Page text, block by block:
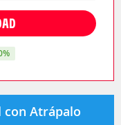
Atrápalo